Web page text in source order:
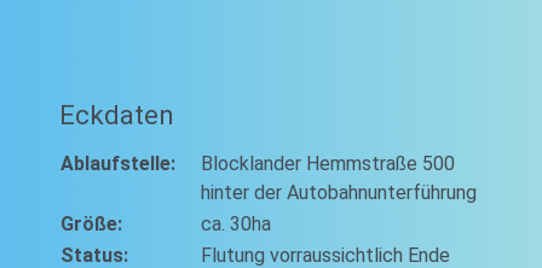
Eckdaten
Ablaufstelle:
Blocklander Hemmstraße 500
hinter der Autobahnunterführung
Größe:
ca. 30ha
Status:
Flutung vorraussichtlich Ende